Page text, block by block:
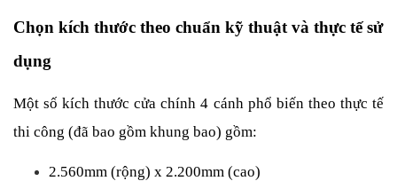
Chọn kích thước theo chuẩn kỹ thuật và thực tế sử
dụng
Một số kích thước cửa chính 4 cánh phổ biến theo thực tế
thi công (đã bao gồm khung bao) gồm:
2.560mm (rộng) x 2.200mm (cao)